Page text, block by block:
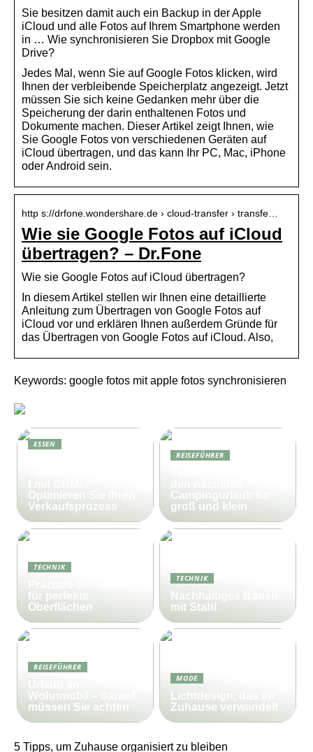
Sie besitzen damit auch ein Backup in der Apple
iCloud und alle Fotos auf Ihrem Smartphone werden
in … Wie synchronisieren Sie Dropbox mit Google
Drive?
Jedes Mal, wenn Sie auf Google Fotos klicken, wird
Ihnen der verbleibende Speicherplatz angezeigt. Jetzt
müssen Sie sich keine Gedanken mehr über die
Speicherung der darin enthaltenen Fotos und
Dokumente machen. Dieser Artikel zeigt Ihnen, wie
Sie Google Fotos von verschiedenen Geräten auf
iCloud übertragen, und das kann Ihr PC, Mac, iPhone
oder Android sein.
http s://drfone.wondershare.de › cloud-transfer › transfe…
Wie sie Google Fotos auf iCloud
übertragen? – Dr.Fone
Wie sie Google Fotos auf iCloud übertragen?
In diesem Artikel stellen wir Ihnen eine detaillierte
Anleitung zum Übertragen von Google Fotos auf
iCloud vor und erklären Ihnen außerdem Gründe für
das Übertragen von Google Fotos auf iCloud. Also,
Keywords: google fotos mit apple fotos synchronisieren
ESSEN
Optimieren Sie Ihren
Verkaufsprozess
REISEFÜHRER
Campingurlaub für
groß und klein
TECHNIK
für perfekte
Oberflächen
TECHNIK
Nachhaltiges Bauen
mit Stahl
REISEFÜHRER
Wohnmobil – darauf
müssen Sie achten
MODE
Lichtdesign, das Ihr
Zuhause verwandelt
5 Tipps, um Zuhause organisiert zu bleiben